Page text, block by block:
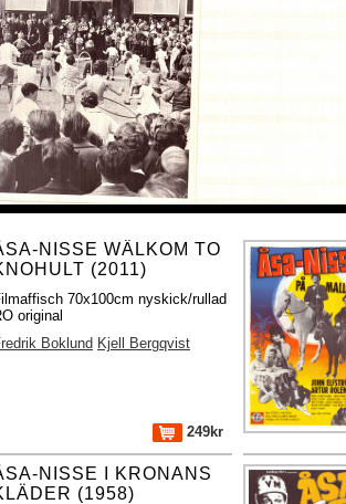
NISSE WÄLKOM TO
(2011)
70x100cm nyskick/rullad
original
Boklund Kjell Bergqvist
249kr
NISSE I KRONANS
(1958)